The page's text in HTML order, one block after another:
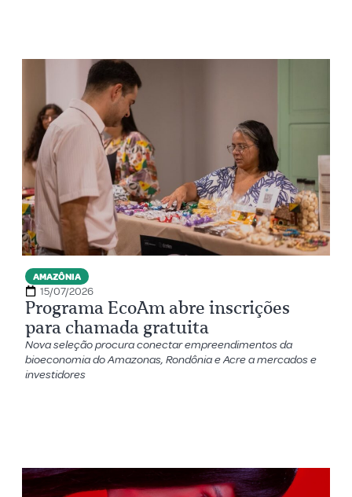
AMAZÔNIA
15/07/2026
Programa EcoAm abre inscrições
para chamada gratuita
Nova seleção procura conectar empreendimentos da
bioeconomia do Amazonas, Rondônia e Acre a mercados e
investidores